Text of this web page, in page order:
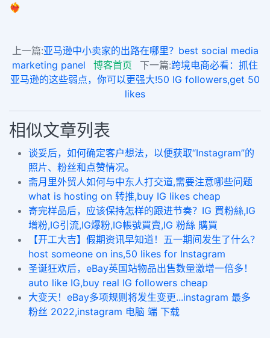
❤️‍🔥
上一篇:亚马逊中小卖家的出路在哪里？best social media
marketing panel
博客首页 下一篇:跨境电商必看：抓住
亚马逊的这些弱点，你可以更强大!50 IG followers,get 50
likes
相似文章列表
谈妥后，如何确定客户想法，以便获取“Instagram”的
照片、粉丝和点赞情况。
斋月里外贸人如何与中东人打交道,需要注意哪些问题
what is hosting on 转推,buy IG likes cheap
寄完样品后，应该保持怎样的跟进节奏？IG 買粉絲,IG
增粉,IG引流,IG爆粉,IG帳號買賣,IG 粉絲 購買
【开工大吉】假期资讯早知道！五一期间发生了什么？
host someone on ins,50 likes for Instagram
圣诞狂欢后，eBay英国站物品出售数量激增一倍多！
auto like IG,buy real IG followers cheap
大变天！eBay多项规则将发生变更...instagram 最多
粉丝 2022,instagram 电脑 端 下载